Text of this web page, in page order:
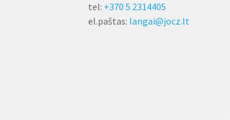
tel: +370 5 2314405
el.paštas: langai@jocz.lt